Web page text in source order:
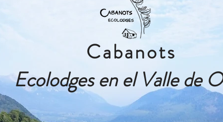
Cabanots
Ecolodges en el Valle de